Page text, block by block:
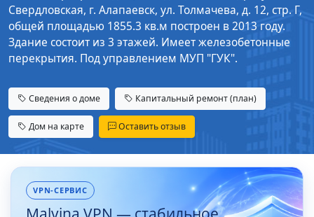
Свердловская, г. Алапаевск, ул. Толмачева, д. 12, стр. Г,
общей площадью 1855.3 кв.м построен в 2013 году.
Здание состоит из 3 этажей. Имеет железобетонные
перекрытия. Под управлением МУП "ГУК".
Сведения о доме Капитальный ремонт (план)
Дом на карте Оставить отзыв
VPN-СЕРВИС